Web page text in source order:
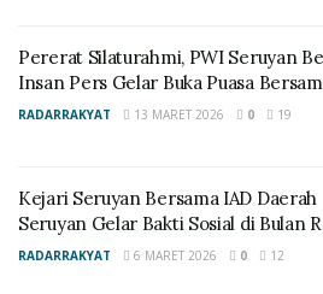
Pererat Silaturahmi, PWI Seruyan
Insan Pers Gelar Buka Puasa
RADARRAKYAT 13 MARET 2026 0 19
Kejari Seruyan Bersama IAD Daerah
Seruyan Gelar Bakti Sosial di Bulan
RADARRAKYAT 6 MARET 2026 0 12